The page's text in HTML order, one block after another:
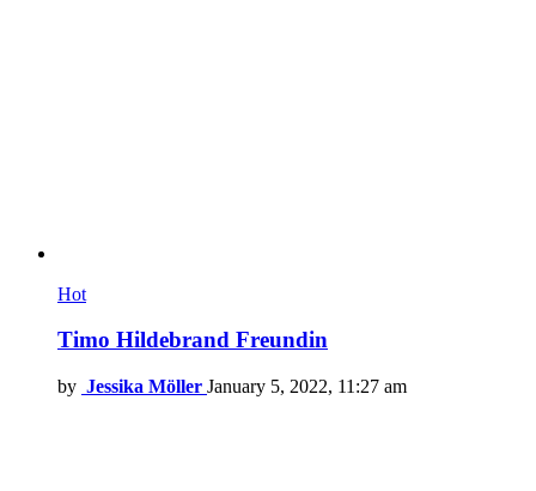
Hot
Timo Hildebrand Freundin
by Jessika Möller January 5, 2022, 11:27 am